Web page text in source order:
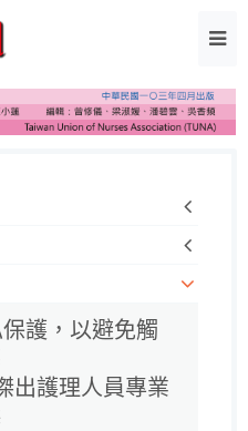
護，以避免觸
出護理人員專業